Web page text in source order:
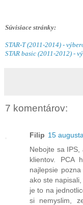
Súvisiace stránky:
STAR-T (2011-2014) -
STAR basic (2011-2012) -
7 komentárov:
Filip 15
Nebojte sa
klientov. PCA
najlepsie
ako ste
je to na
si nemyslim,